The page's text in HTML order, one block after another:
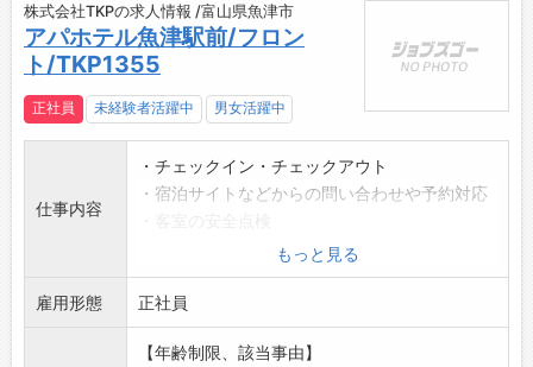
株式会社TKPの求人情報 /富山県魚津市
アパホテル魚津駅前/フロン
ト/TKP1355
正社員 未経験者活躍中 男女活躍中
仕事内容
・チェックイン・チェックアウト
・宿泊サイトなどからの問い合わせや予約対応
・宿泊者・来館者のお客様対応
・周辺の観光案内
※その他付随する業務をお願いいたします。
*変更範囲:会社が定める業務
もっと見る
雇用形態 正社員
【年齢制限、該当事由】